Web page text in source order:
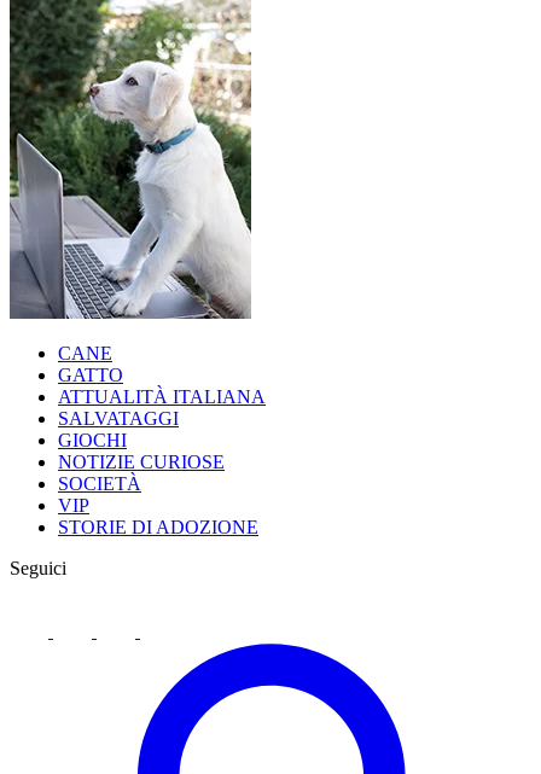
CANE
GATTO
ATTUALITÀ ITALIANA
SALVATAGGI
GIOCHI
NOTIZIE CURIOSE
SOCIETÀ
VIP
STORIE DI ADOZIONE
Seguici